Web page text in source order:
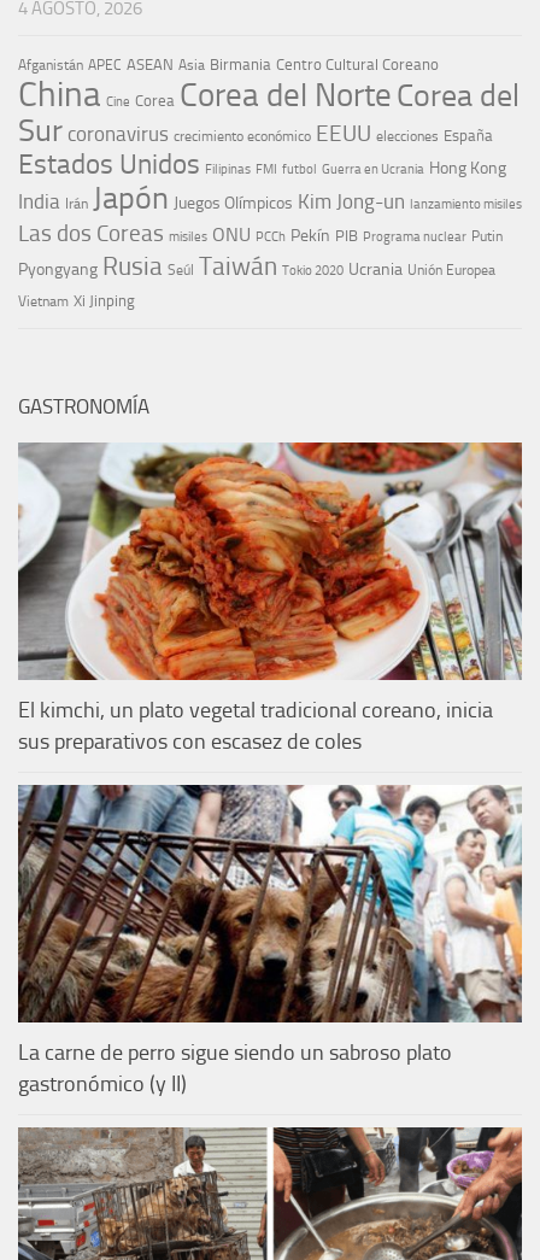
4 AGOSTO, 2026
Afganistán APEC ASEAN Asia Birmania Centro Cultural Coreano
China Cine Corea Corea del NorteCorea del
Sur coronavirus crecimiento económico EEUU elecciones España
Estados Unidos Filipinas FMI futbol Guerra en Ucrania Hong Kong
India Irán Japón Juegos Olímpicos Kim Jong-un lanzamiento misiles
Las dos Coreas misiles ONU PCCh Pekín PIB Programa nuclear Putin
Pyongyang Rusia Seúl Taiwán Tokio 2020 Ucrania Unión Europea
Vietnam Xi Jinping
GASTRONOMÍA
El kimchi, un plato vegetal tradicional coreano, inicia
sus preparativos con escasez de coles
La carne de perro sigue siendo un sabroso plato
gastronómico (y II)